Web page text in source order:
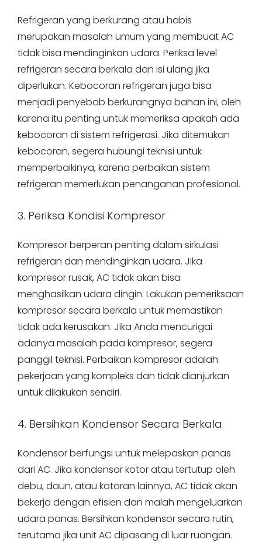
Refrigeran yang berkurang atau habis
merupakan masalah umum yang membuat AC
tidak bisa mendinginkan udara. Periksa level
refrigeran secara berkala dan isi ulang jika
diperlukan. Kebocoran refrigeran juga bisa
menjadi penyebab berkurangnya bahan ini, oleh
karena itu penting untuk memeriksa apakah ada
kebocoran di sistem refrigerasi. Jika ditemukan
kebocoran, segera hubungi teknisi untuk
memperbaikinya, karena perbaikan sistem
refrigeran memerlukan penanganan profesional.
3. Periksa Kondisi Kompresor
Kompresor berperan penting dalam sirkulasi
refrigeran dan mendinginkan udara. Jika
kompresor rusak, AC tidak akan bisa
menghasilkan udara dingin. Lakukan pemeriksaan
kompresor secara berkala untuk memastikan
tidak ada kerusakan. Jika Anda mencurigai
adanya masalah pada kompresor, segera
panggil teknisi. Perbaikan kompresor adalah
pekerjaan yang kompleks dan tidak dianjurkan
untuk dilakukan sendiri.
4. Bersihkan Kondensor Secara Berkala
Kondensor berfungsi untuk melepaskan panas
dari AC. Jika kondensor kotor atau tertutup oleh
debu, daun, atau kotoran lainnya, AC tidak akan
bekerja dengan efisien dan malah mengeluarkan
udara panas. Bersihkan kondensor secara rutin,
terutama jika unit AC dipasang di luar ruangan.